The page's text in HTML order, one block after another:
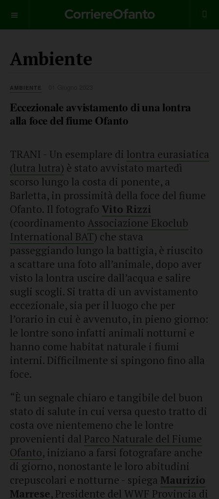
Ambiente
AMBIENTE
Eccezionale avvistamento di una lontra
alla foce del fiume Ofanto
TRANI - Un esemplare di lontra eurasiatica
(lutra lutra) è stato avvistato martedì
scorso lungo la costa di ponente, a
Barletta, in prossimità della foce del fiume
Ofanto. Il fotografo Vito Rizzi
(coordinamento Associazione Ekoclub
International BAT) che stava
passeggiando lungo la battigia, è riuscito
a scattare una foto all’animale, dopo aver
visto la lontra uscire dall’acqua e salire
sugli scogli. Si tratta di un avvistamento
eccezionale, sia per il luogo che per
l’orario in cui è avvenuto, in pieno giorno:
le lontre sono infatti animali notturni e
hanno come habitat naturale i fiumi
interni. Difficilmente si spingono fino alla
foce.
“È un segnale chiaro e tangibile del buon
stato di salute in cui versa questo tratto di
costa ove nientemeno che le lontre
provenienti dal Parco Naturale del Fiume
Ofanto, iniziano a farsi fotografare anche
di giorno, nonostante le loro abitudini
crepuscolari e notturne - spiega Maurizio
Marrese, Presidente del WWF Provincia di